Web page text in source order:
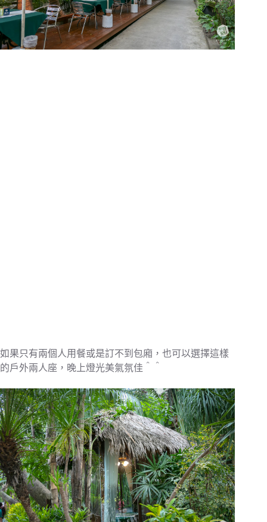
如果只有兩個人用餐或是訂不到包廂，也可以選擇這樣
的戶外兩人座，晚上燈光美氣氛佳＾＾